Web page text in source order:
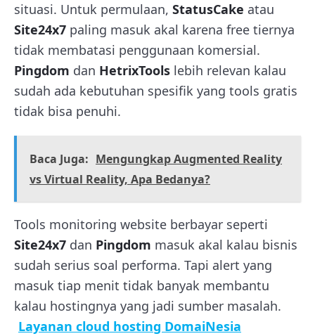
situasi. Untuk permulaan, StatusCake atau
Site24x7 paling masuk akal karena free tiernya
tidak membatasi penggunaan komersial.
Pingdom dan HetrixTools lebih relevan kalau
sudah ada kebutuhan spesifik yang tools gratis
tidak bisa penuhi.
Baca Juga: Mengungkap Augmented Reality
vs Virtual Reality, Apa Bedanya?
Tools monitoring website berbayar seperti
Site24x7 dan Pingdom masuk akal kalau bisnis
sudah serius soal performa. Tapi alert yang
masuk tiap menit tidak banyak membantu
kalau hostingnya yang jadi sumber masalah.
Layanan cloud hosting DomaiNesia